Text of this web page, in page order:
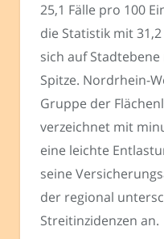
25,1 Fälle pro 100
die Statistik mit
sich auf
Spitze. Nordrhein-
Gruppe der
verzeichnet mit
eine leichte
seine
der regional
Streitinzidenzen an.